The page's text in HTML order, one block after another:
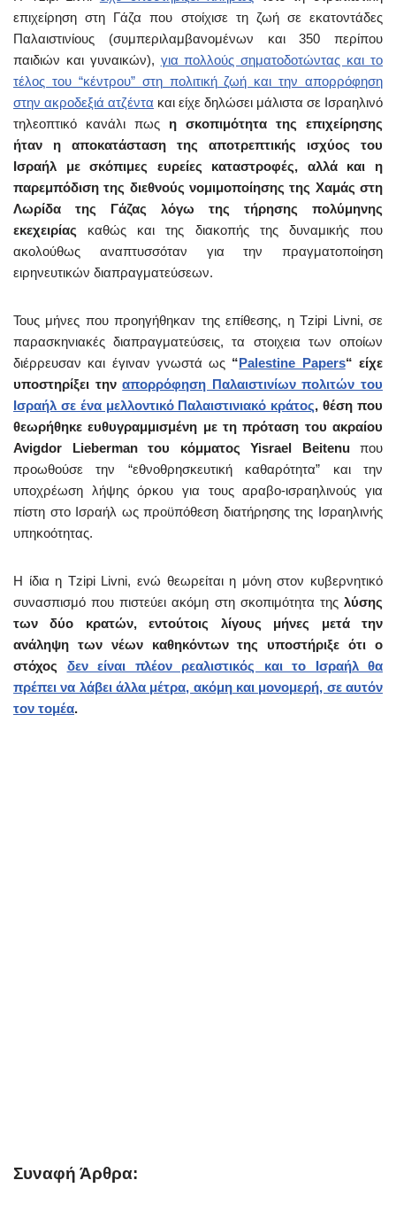
επιχείρηση στη Γάζα που στοίχισε τη ζωή σε εκατοντάδες
Παλαιστινίους (συμπεριλαμβανομένων και 350 περίπου
παιδιών και γυναικών), για πολλούς σηματοδοτώντας και το
τέλος του “κέντρου” στη πολιτική ζωή και την απορρόφηση
στην ακροδεξιά ατζέντα και είχε δηλώσει μάλιστα σε Ισραηλινό
τηλεοπτικό κανάλι πως η σκοπιμότητα της επιχείρησης
ήταν η αποκατάσταση της αποτρεπτικής ισχύος του
Ισραήλ με σκόπιμες ευρείες καταστροφές, αλλά και η
παρεμπόδιση της διεθνούς νομιμοποίησης της Χαμάς στη
Λωρίδα της Γάζας λόγω της τήρησης πολύμηνης
εκεχειρίας καθώς και της διακοπής της δυναμικής που
ακολούθως αναπτυσσόταν για την πραγματοποίηση
ειρηνευτικών διαπραγματεύσεων.
Τους μήνες που προηγήθηκαν της επίθεσης, η Tzipi Livni, σε
παρασκηνιακές διαπραγματεύσεις, τα στοιχεια των οποίων
διέρρευσαν και έγιναν γνωστά ως “Palestine Papers“ είχε
υποστηρίξει τηναπορρόφηση Παλαιστινίων πολιτών του
Ισραήλ σε ένα μελλοντικό Παλαιστινιακό κράτος, θέση που
θεωρήθηκε ευθυγραμμισμένη με τη πρόταση του ακραίου
Avigdor Lieberman του κόμματος Yisrael Beitenuπου
προωθούσε την “εθνοθρησκευτική καθαρότητα” και την
υποχρέωση λήψης όρκου για τους αραβο-ισραηλινούς για
πίστη στο Ισραήλ ως προϋπόθεση διατήρησης της Ισραηλινής
υπηκοότητας.
Η ίδια η Tzipi Livni, ενώ θεωρείται η μόνη στον κυβερνητικό
συνασπισμό που πιστεύει ακόμη στη σκοπιμότητα της λύσης
των δύο κρατών, εντούτοις λίγους μήνες μετά την
ανάληψη των νέων καθηκόντων της υποστήριξε ότι ο
στόχος δεν είναι πλέον ρεαλιστικός και το Ισραήλ θα
πρέπει να λάβει άλλα μέτρα, ακόμη και μονομερή, σε αυτόν
τον τομέα.
Συναφή Άρθρα: